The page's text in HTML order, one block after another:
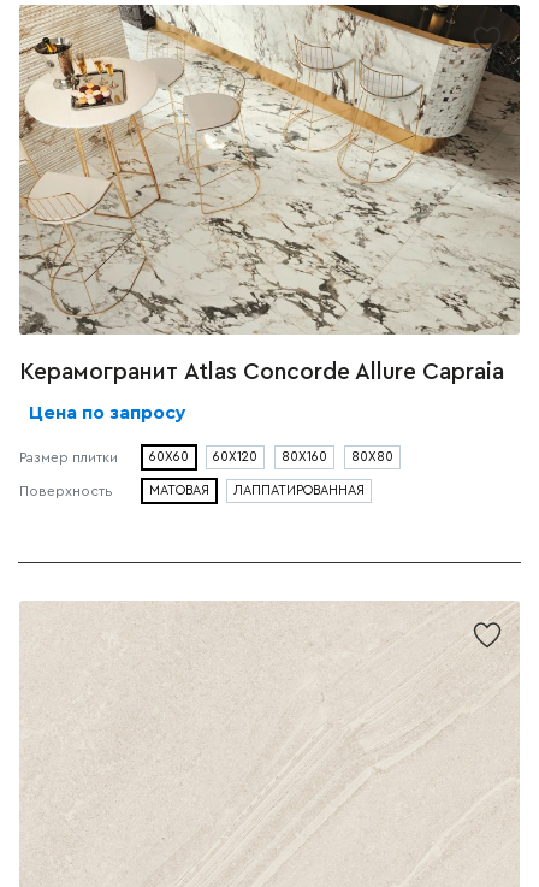
Керамогранит Atlas Concorde Allure Capraia
Цена по запросу
Размер плитки 60X60 60X120 80X160 80X80
Поверхность МАТОВАЯ ЛАППАТИРОВАННАЯ